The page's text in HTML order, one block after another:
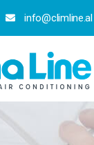
info@climline.al